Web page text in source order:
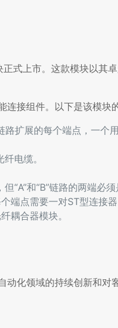
式上市。这款模块以其
接组件。以下是该模块
扩展的每个端点，一个
电缆。
“A”和“B”链路的两端必须
端点需要一对ST型连接器
耦合器模块。
化领域的持续创新和对